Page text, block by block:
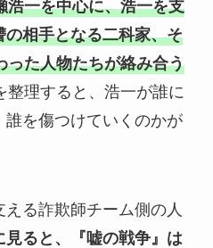
浩一を中心に、浩一を支
相手となる二科家、そ
った人物たちが絡み合う
整理すると、浩一が誰に
を傷つけていくのかが
る詐欺師チーム側の人
見ると、『嘘の戦争』は